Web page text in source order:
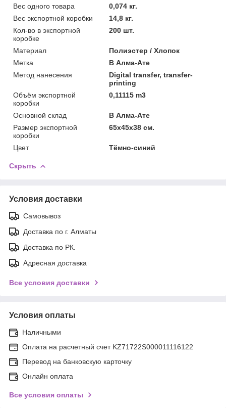
Вес одного товара
0,074 кг.
Вес экспортной коробки
14,8 кг.
Кол-во в экспортной
коробке
200 шт.
Материал
Полиэстер / Хлопок
Метка
В Алма-Ате
Метод нанесения
Digital transfer, transfer-
printing
Объём экспортной
коробки
0,11115 m3
Основной склад
В Алма-Ате
Размер экспортной
коробки
65x45x38 см.
Цвет Тёмно-синий
Скрыть
Условия доставки
Самовывоз
Доставка по г. Алматы
Доставка по РК.
Адресная доставка
Все условия доставки
Условия оплаты
Наличными
Оплата на расчетный счет KZ71722S000011116122
Перевод на банковскую карточку
Онлайн оплата
Все условия оплаты